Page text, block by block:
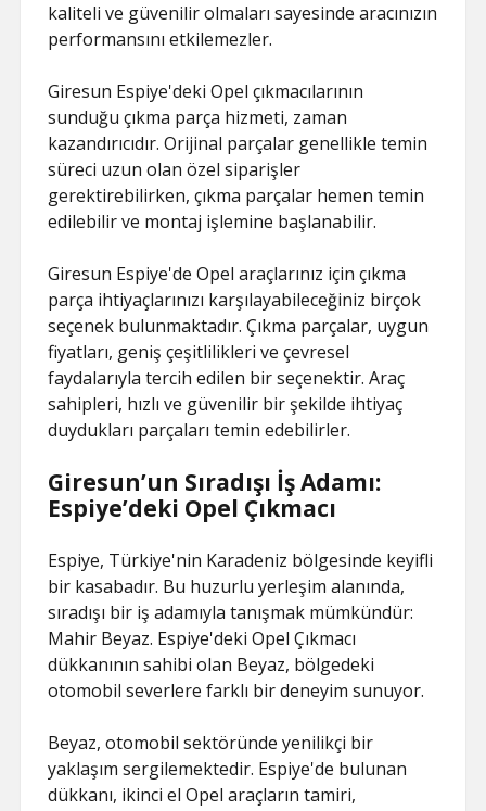
kaliteli ve güvenilir olmaları sayesinde aracınızın
performansını etkilemezler.
Giresun Espiye'deki Opel çıkmacılarının
sunduğu çıkma parça hizmeti, zaman
kazandırıcıdır. Orijinal parçalar genellikle temin
süreci uzun olan özel siparişler
gerektirebilirken, çıkma parçalar hemen temin
edilebilir ve montaj işlemine başlanabilir.
Giresun Espiye'de Opel araçlarınız için çıkma
parça ihtiyaçlarınızı karşılayabileceğiniz birçok
seçenek bulunmaktadır. Çıkma parçalar, uygun
fiyatları, geniş çeşitlilikleri ve çevresel
faydalarıyla tercih edilen bir seçenektir. Araç
sahipleri, hızlı ve güvenilir bir şekilde ihtiyaç
duydukları parçaları temin edebilirler.
Giresun’un Sıradışı İş Adamı:
Espiye’deki Opel Çıkmacı
Espiye, Türkiye'nin Karadeniz bölgesinde keyifli
bir kasabadır. Bu huzurlu yerleşim alanında,
sıradışı bir iş adamıyla tanışmak mümkündür:
Mahir Beyaz. Espiye'deki Opel Çıkmacı
dükkanının sahibi olan Beyaz, bölgedeki
otomobil severlere farklı bir deneyim sunuyor.
Beyaz, otomobil sektöründe yenilikçi bir
yaklaşım sergilemektedir. Espiye'de bulunan
dükkanı, ikinci el Opel araçların tamiri,